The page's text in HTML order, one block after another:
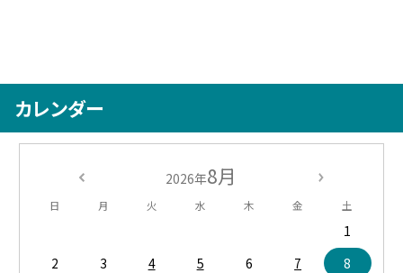
カレンダー
2026年8月
日 月 火 水 木 金 土
1
2
3 4 5 6 7
8